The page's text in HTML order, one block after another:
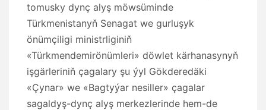
tomusky dynç alyş möwsüminde
Türkmenistanyň Senagat we gurluşyk
önümçiligi ministrliginiň
«Türkmendemirönümleri» döwlet kärhanasynyň
işgärleriniň çagalary şu ýyl Gökderedäki
«Çynar» we «Bagtyýar nesiller» çagalar
sagaldyş-dynç alyş merkezlerinde hem-de